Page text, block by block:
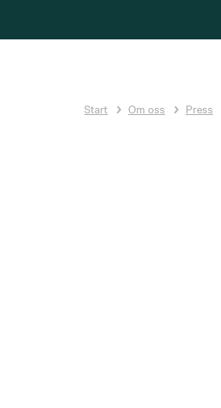
Start Om oss Press